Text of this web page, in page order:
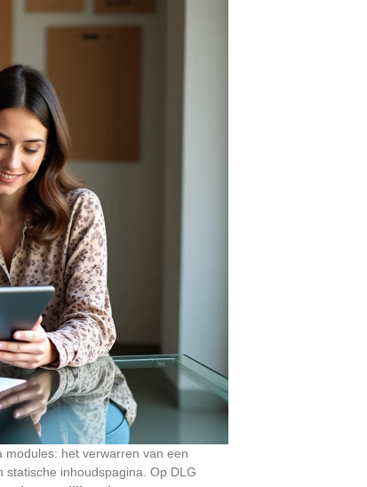
het verwarren van een
inhoudspagina. Op DLG